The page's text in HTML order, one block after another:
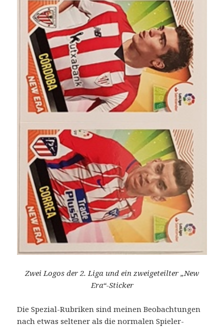
Zwei Logos der 2. Liga und ein zweigeteilter „New
Era“-Sticker
Die Spezial-Rubriken sind meinen Beobachtungen
nach etwas seltener als die normalen Spieler-